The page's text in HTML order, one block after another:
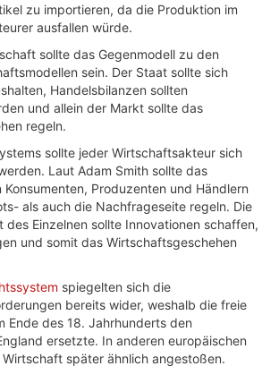
zu importieren, da die Produktion im
ausfallen würde.
sollte das Gegenmodell zu den
sein. Der Staat sollte sich
Handelsbilanzen sollten
und allein der Markt sollte das
regeln.
sollte jeder Wirtschaftsakteur sich
Laut Adam Smith sollte das
Konsumenten, Produzenten und Händlern
als auch die Nachfrageseite regeln. Die
des Einzelnen sollte Innovationen schaffen,
und somit das Wirtschaftsgeschehen
spiegelten sich die
bereits wider, weshalb die freie
Ende des 18. Jahrhunderts den
ersetzte. In anderen europäischen
später ähnlich angestoßen.